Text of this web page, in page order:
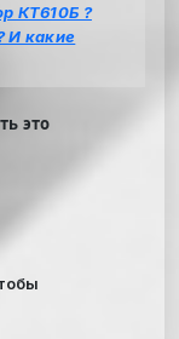
КТ610Б ?
И какие
это